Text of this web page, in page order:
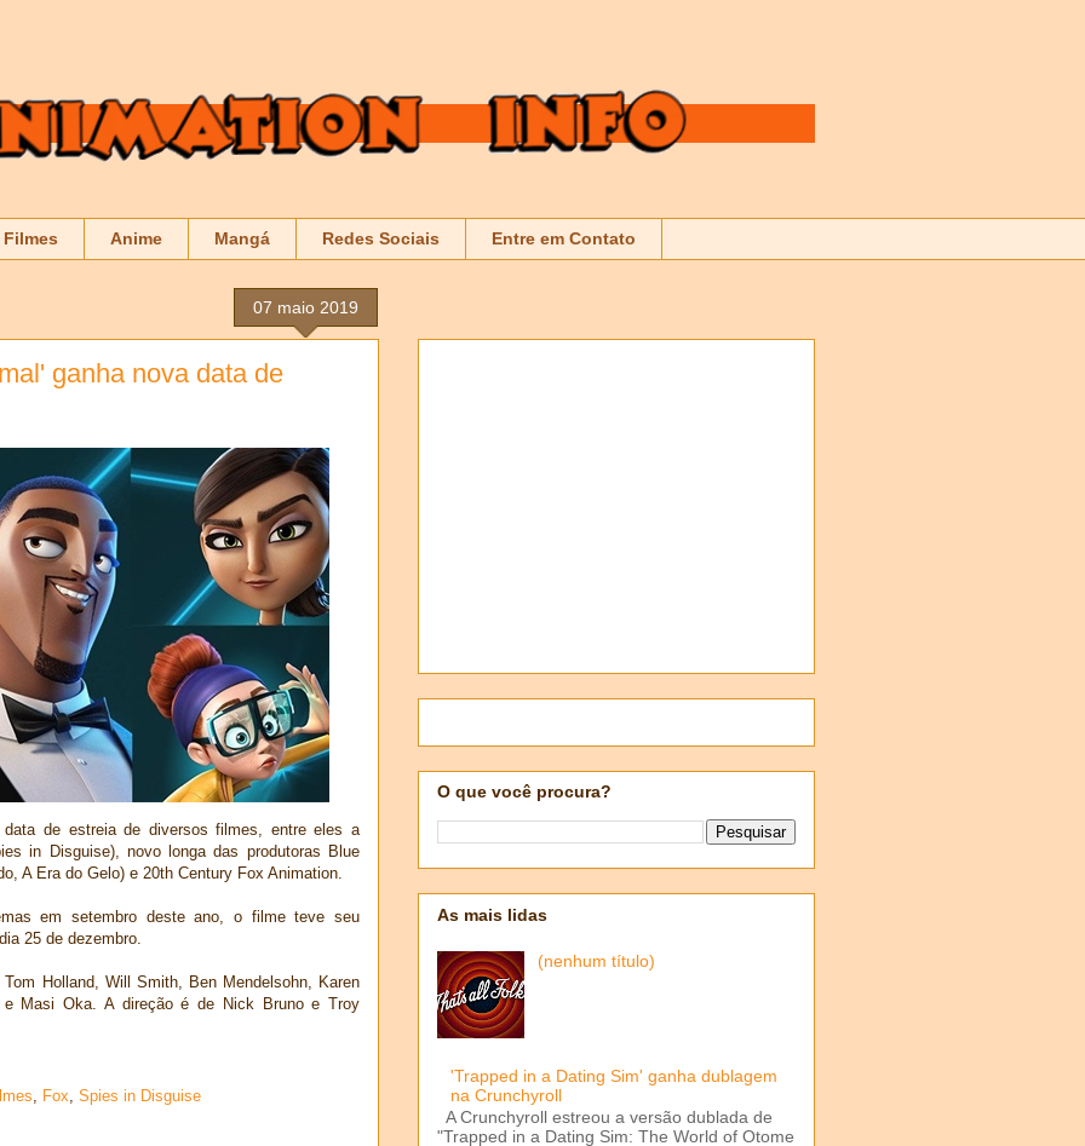
Filmes Anime Mangá Redes Sociais Entre em Contato
07 maio 2019
ganha nova data de
de estreia de diversos filmes, entre eles a
in Disguise), novo longa das produtoras Blue
A Era do Gelo) e 20th Century Fox Animation.
em setembro deste ano, o filme teve seu
25 de dezembro.
Holland, Will Smith, Ben Mendelsohn, Karen
Masi Oka. A direção é de Nick Bruno e Troy
, Fox, Spies in Disguise
O que você procura?
As mais lidas
(nenhum título)
'Trapped in a Dating Sim' ganha dublagem
na Crunchyroll
A Crunchyroll estreou a versão dublada de
"Trapped in a Dating Sim: The World of Otome